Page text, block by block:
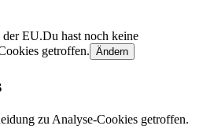
der EU.Du hast noch keine
getroffen. Ändern
zu Analyse-Cookies getroffen.